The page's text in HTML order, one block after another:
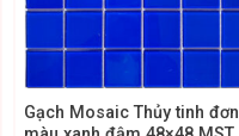
Gạch Mosaic Thủy tinh đơn